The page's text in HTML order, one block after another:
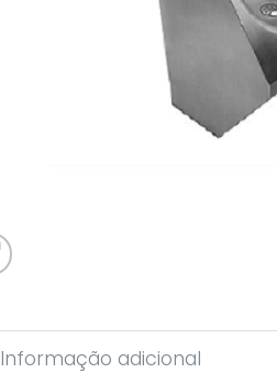
Informação adicional